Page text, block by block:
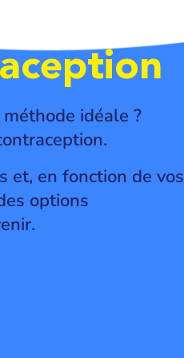
idéale ?
et, en fonction de vos
options